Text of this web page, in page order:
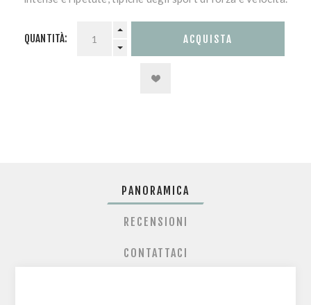
QUANTITÀ:
PANORAMICA
RECENSIONI
CONTATTACI